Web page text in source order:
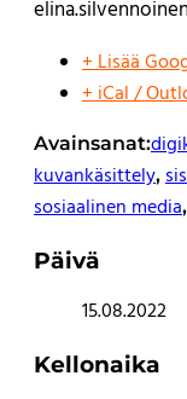
+ Lisää
+ iCal /
Avainsanat:
kuvankäsittely,
sosiaalinen media,
Päivä
15.08.2022
Kellonaika